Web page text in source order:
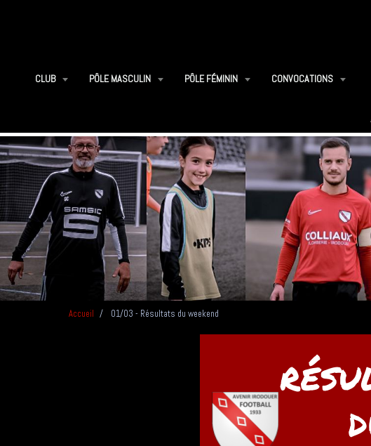
CLUB PÔLE MASCULIN PÔLE FÉMININ CONVOCATIONS
Accueil 01/03 - Résultats du weekend